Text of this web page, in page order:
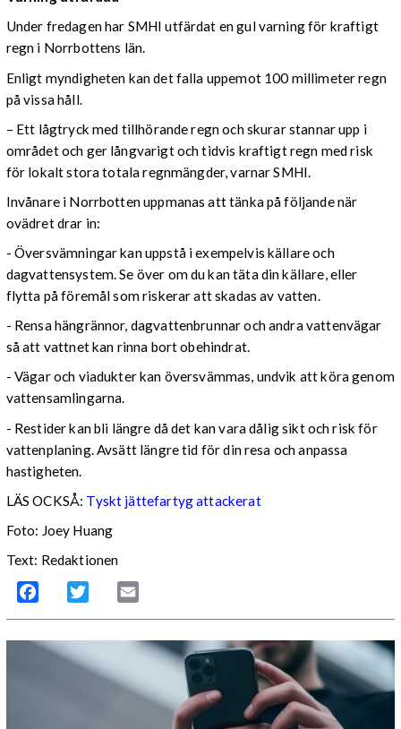
Under fredagen har SMHI utfärdat en gul varning för kraftigt
regn i Norrbottens län.
Enligt myndigheten kan det falla uppemot 100 millimeter regn
på vissa håll.
– Ett lågtryck med tillhörande regn och skurar stannar upp i
området och ger långvarigt och tidvis kraftigt regn med risk
för lokalt stora totala regnmängder, varnar SMHI.
Invånare i Norrbotten uppmanas att tänka på följande när
ovädret drar in:
- Översvämningar kan uppstå i exempelvis källare och
dagvattensystem. Se över om du kan täta din källare, eller
flytta på föremål som riskerar att skadas av vatten.
- Rensa hängrännor, dagvattenbrunnar och andra vattenvägar
så att vattnet kan rinna bort obehindrat.
- Vägar och viadukter kan översvämmas, undvik att köra genom
vattensamlingarna.
- Restider kan bli längre då det kan vara dålig sikt och risk för
vattenplaning. Avsätt längre tid för din resa och anpassa
hastigheten.
LÄS OCKSÅ: Tyskt jättefartyg attackerat
Foto: Joey Huang
Text: Redaktionen
Facebook Twitter